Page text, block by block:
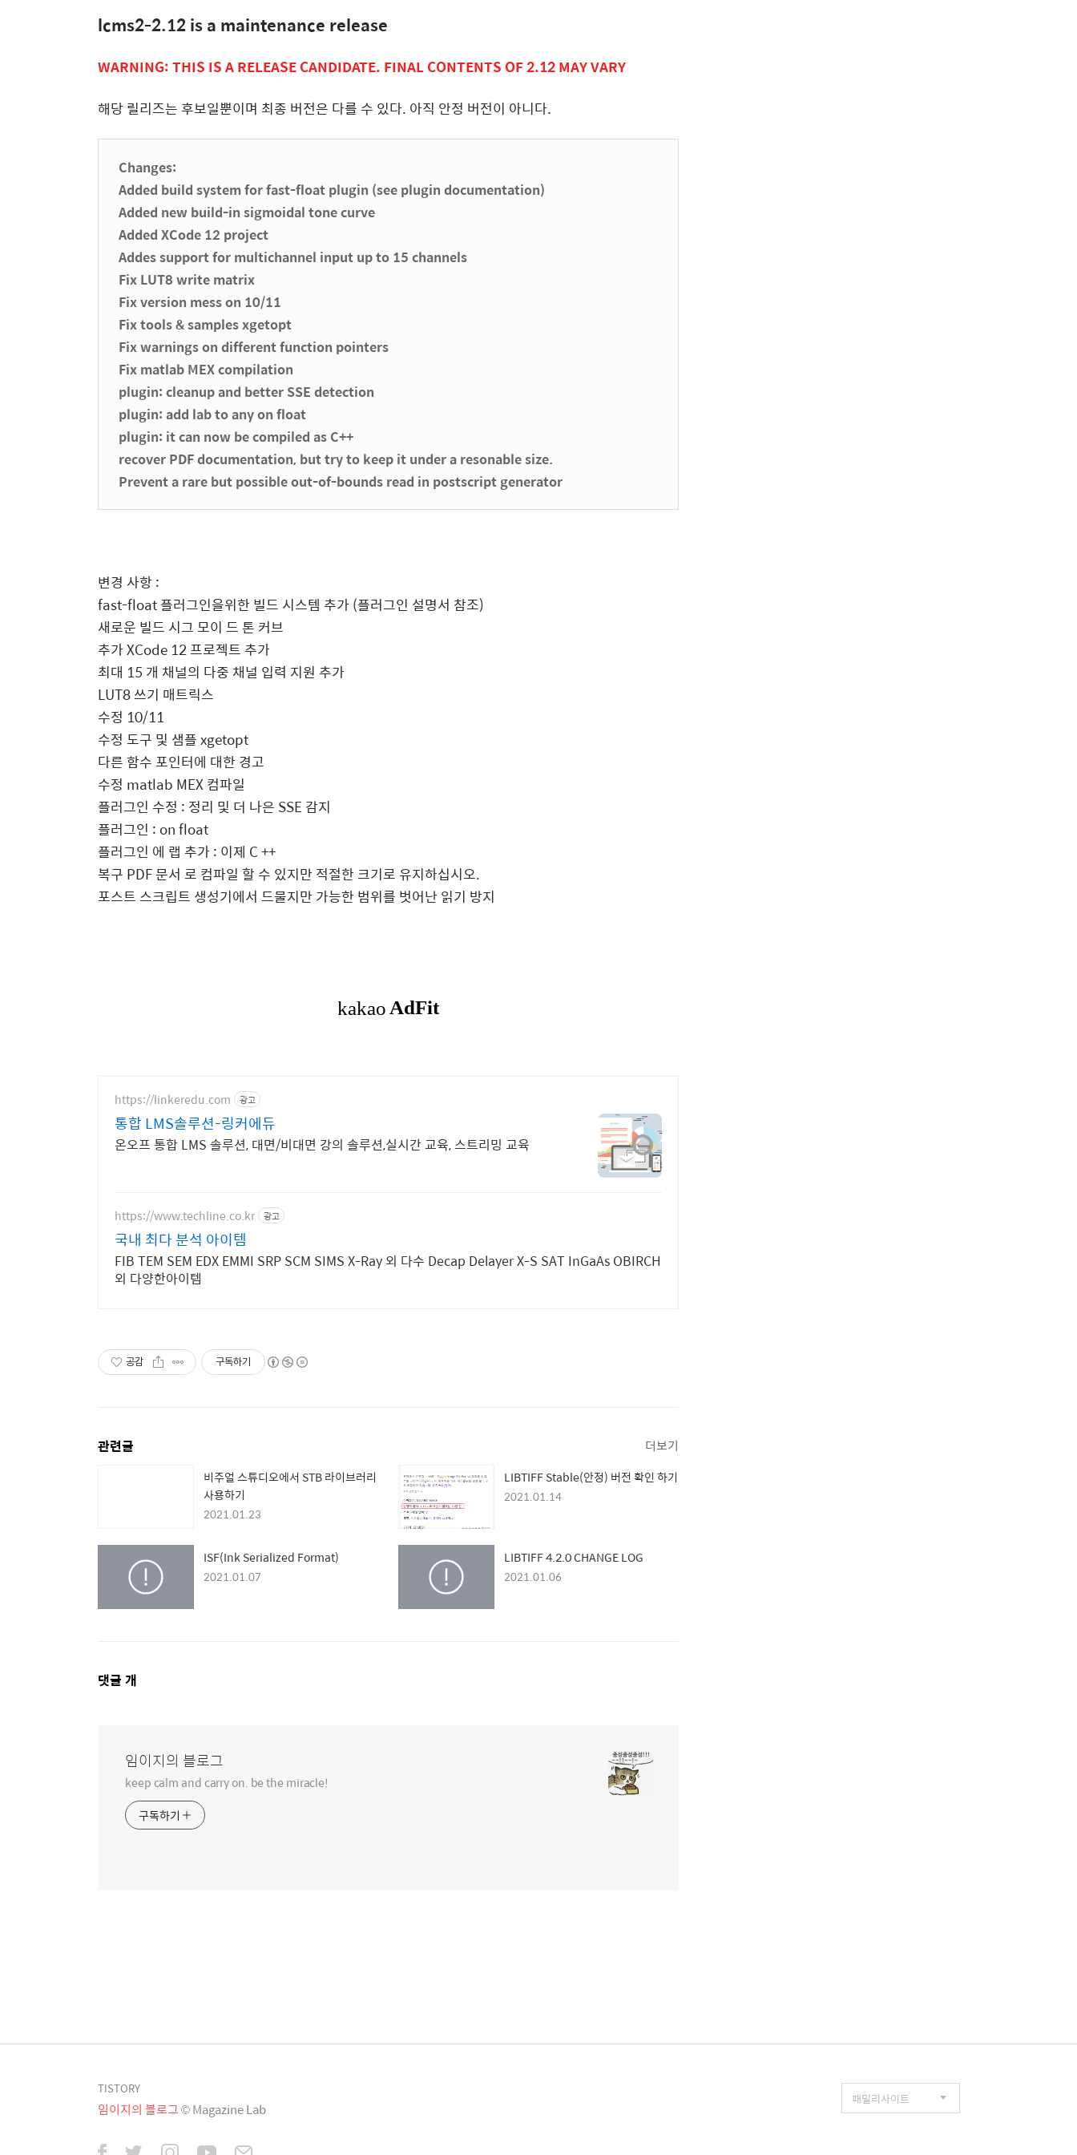
lcms2-2.12 is a maintenance release
WARNING: THIS IS A RELEASE CANDIDATE. FINAL CONTENTS OF 2.12 MAY VARY
해당 릴리즈는 후보일뿐이며 최종 버전은 다를 수 있다. 아직 안정 버전이 아니다.
Changes:
Added build system for fast-float plugin (see plugin documentation)
Added new build-in sigmoidal tone curve
Added XCode 12 project
Addes support for multichannel input up to 15 channels
Fix LUT8 write matrix
Fix version mess on 10/11
Fix tools & samples xgetopt
Fix warnings on different function pointers
Fix matlab MEX compilation
plugin: cleanup and better SSE detection
plugin: add lab to any on float
plugin: it can now be compiled as C++
recover PDF documentation, but try to keep it under a resonable size.
Prevent a rare but possible out-of-bounds read in postscript generator
변경 사항 :
fast-float 플러그인을위한 빌드 시스템 추가 (플러그인 설명서 참조)
새로운 빌드 시그 모이 드 톤 커브
추가 XCode 12 프로젝트 추가
최대 15 개 채널의 다중 채널 입력 지원 추가
LUT8 쓰기 매트릭스
수정 10/11
수정 도구 및 샘플 xgetopt
다른 함수 포인터에 대한 경고
수정 matlab MEX 컴파일
플러그인 수정 : 정리 및 더 나은 SSE 감지
플러그인 : on float
플러그인 에 랩 추가 : 이제 C ++
복구 PDF 문서 로 컴파일 할 수 있지만 적절한 크기로 유지하십시오.
포스트 스크립트 생성기에서 드물지만 가능한 범위를 벗어난 읽기 방지
https://linkeredu.com 광고
통합 LMS솔루션-링커에듀
온오프 통합 LMS 솔루션, 대면/비대면 강의 솔루션,실시간 교육, 스트리밍 교육
https://www.techline.co.kr 광고
국내 최다 분석 아이템
FIB TEM SEM EDX EMMI SRP SCM SIMS X-Ray 외 다수 Decap Delayer X-S SAT InGaAs OBIRCH
외 다양한아이템
공감 구독하기
관련글 더보기
비주얼 스튜디오에서 STB 라이브러리
사용하기
2021.01.23
LIBTIFF Stable(안정) 버전 확인 하기
2021.01.14
ISF(Ink Serialized Format)
2021.01.07
LIBTIFF 4.2.0 CHANGE LOG
2021.01.06
댓
댓글 개
임이지의 블로그
keep calm and carry on. be the miracle!
구독하기
TISTORY
임이지의 블로그© Magazine Lab